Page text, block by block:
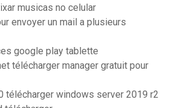
musicas no celular
envoyer un mail a plusieurs
google play tablette
télécharger manager gratuit pour
télécharger windows server 2019 r2